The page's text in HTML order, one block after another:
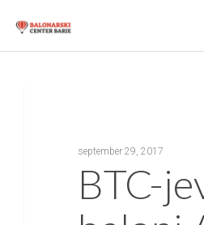
september 29, 2017
BTC-